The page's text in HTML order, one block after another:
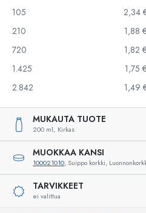
105
2,34
210
1,88 €
720
1,82 €
1.425
1,75 €
2.842
1,49
MUKAUTA TUOTE
200 ml, Kirkas
MUOKKAA KANSI
100021010, Suippo korkki,
TARVIKKEET
ei valittua